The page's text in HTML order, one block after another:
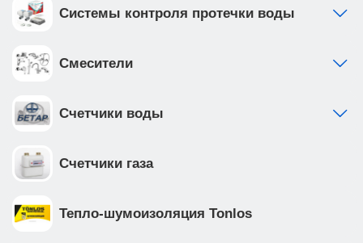
Системы контроля протечки воды
Смесители
Счетчики воды
Счетчики газа
Тепло-шумоизоляция Tonlos